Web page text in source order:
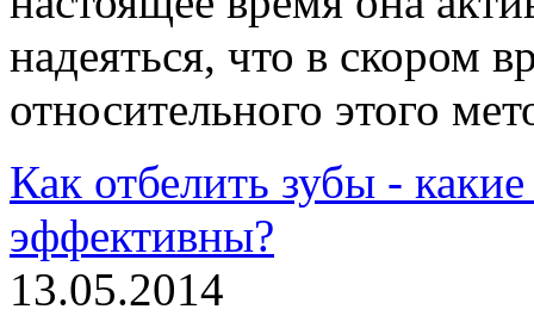
надеяться, что в скором
относительного этого
Как отбелить зубы -
эффективны?
13.05.2014